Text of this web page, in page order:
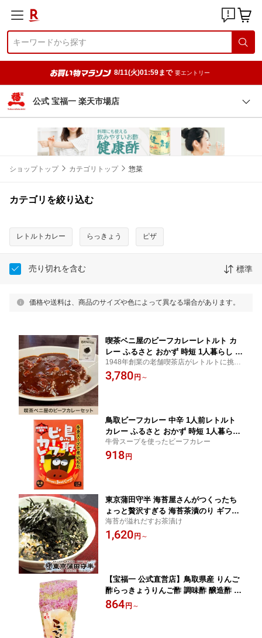
8/11(火)01:59まで 要エントリー
公式 宝福一 楽天市場店
ショップトップ カテゴリトップ 惣菜
カテゴリを絞り込む
レトルトカレー らっきょう ピザ
売り切れを含む 標準
価格や送料は、商品のサイズや色によって異なる場合があります。
喫茶ベニ屋のビーフカレーレトルト カ
レー ふるさと おかず 時短 1人暮らし 携
帯 備蓄
1948年創業の老舗喫茶店がレトルトに挑
戦！
3,780円 ～
鳥取ビーフカレー 中辛 1人前レトルト
カレー ふるさと おかず 時短 1人暮らし
携帯 備蓄
牛骨スープを使ったビーフカレー
918円
東京蒲田守半 海苔屋さんがつくったち
ょっと贅沢すぎる 海苔茶漬のり ギフト
セット お茶漬け ご飯のお供 贈り物 お
返し 老舗 高級
海苔が溢れだすお茶漬け
1,620円 ～
【宝福一 公式直営店】鳥取県産 りんご
酢らっきょうりんご酢 調味酢 醸造酢 果
糖 甘味料無添加
864円 ～